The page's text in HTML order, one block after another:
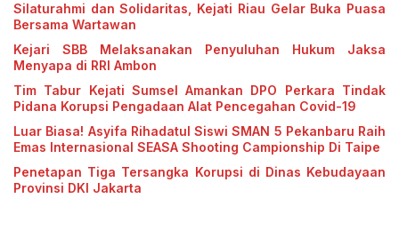
Silaturahmi dan Solidaritas, Kejati Riau Gelar Buka Puasa
Bersama Wartawan
Kejari SBB Melaksanakan Penyuluhan Hukum Jaksa
Menyapa di RRI Ambon
Tim Tabur Kejati Sumsel Amankan DPO Perkara Tindak
Pidana Korupsi Pengadaan Alat Pencegahan Covid-19
Luar Biasa! Asyifa Rihadatul Siswi SMAN 5 Pekanbaru Raih
Emas Internasional SEASA Shooting Campionship Di Taipe
Penetapan Tiga Tersangka Korupsi di Dinas Kebudayaan
Provinsi DKI Jakarta